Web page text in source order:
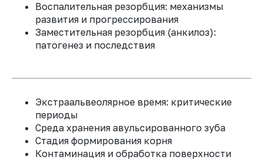
Воспалительная резорбция: механизмы
развития и прогрессирования
Заместительная резорбция (анкилоз):
патогенез и последствия
Экстраальвеолярное время: критические
периоды
Среда хранения авульсированного зуба
Стадия формирования корня
Контаминация и обработка поверхности
35
СПИКЕР КУРСА